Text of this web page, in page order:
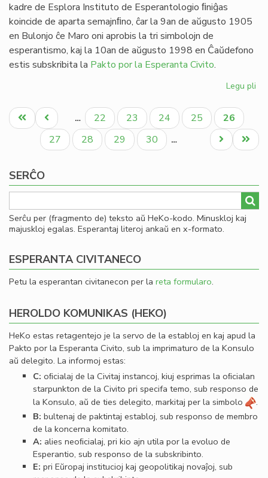
kadre de Esplora Instituto de Esperantologio ﬁniĝas
koincide de aparta semajnﬁno, ĉar la 9an de aŭgusto 1905
en Bulonjo ĉe Maro oni aprobis la tri simbolojn de
esperantismo, kaj la 10an de aŭgusto 1998 en Ĉaŭdefono
estis subskribita la Pakto por la Esperanta Civito.
Legu pli
pri
Pagination
Unua
paĝo
Antaŭa
paĝo
… Paĝo
22 Paĝo
23 Paĝo
24 Paĝo
25
Aktuala
paĝo
26
Paĝo
27 Paĝo
28 Paĝo
29 Paĝo
30 …
Last
page
Next
page
SERĈO
Serĉu per (fragmento de) teksto aŭ HeKo-kodo. Minuskloj kaj
majuskloj egalas. Esperantaj literoj ankaŭ en x-formato.
ESPERANTA CIVITANECO
Petu la esperantan civitanecon per la reta formularo.
HEROLDO KOMUNIKAS (HEKO)
HeKo estas retagentejo je la servo de la establoj en kaj apud la
Pakto por la Esperanta Civito, sub la imprimaturo de la Konsulo
aŭ delegito. La informoj estas:
C: oﬁcialaj de la Civitaj instancoj, kiuj esprimas la oﬁcialan
starpunkton de la Civito pri specifa temo, sub responso de
la Konsulo, aŭ de ties delegito, markitaj per la simbolo
.
B: bultenaj de paktintaj establoj, sub responso de membro
de la koncerna komitato.
A: alies neoﬁcialaj, pri kio ajn utila por la evoluo de
Esperantio, sub responso de la subskribinto.
E: pri Eŭropaj institucioj kaj geopolitikaj novaĵoj, sub